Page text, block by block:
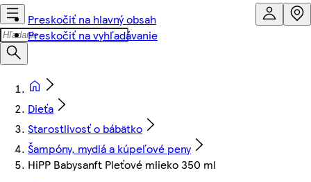
Preskočiť na hlavný obsah
Preskočiť na vyhľadávanie
Dieťa
Starostlivosť o bábätko
Šampóny, mydlá a kúpeľové peny
HiPP Babysanft Pleťové mlieko 350 ml